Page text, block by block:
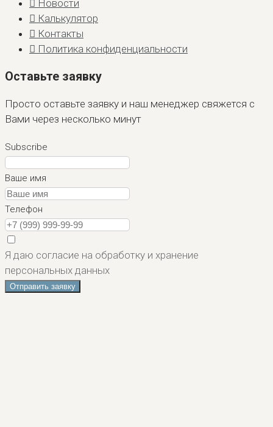
Новости
Калькулятор
Контакты
Политика конфиденциальности
Оставьте заявку
Просто оставьте заявку и наш менеджер свяжется с
Вами через несколько минут
Subscribe
Ваше имя
Телефон
Я даю согласие на обработку и хранение
персональных данных
Отправить заявку